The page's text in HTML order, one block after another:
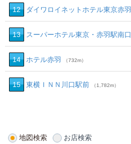
12 ダイワロイネットホテル東京赤羽
13 スーパーホテル東京・赤羽駅南口
14 ホテル赤羽 （732m）
15 東横ＩＮＮ川口駅前 （1,782m）
地図検索 お店検索